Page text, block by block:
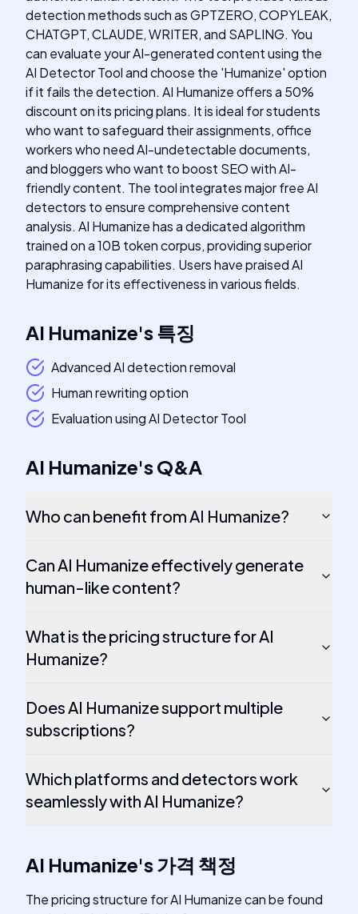
detection methods such as GPTZERO, COPYLEAK,
CHATGPT, CLAUDE, WRITER, and SAPLING. You
can evaluate your AI-generated content using the
AI Detector Tool and choose the 'Humanize' option
if it fails the detection. AI Humanize offers a 50%
discount on its pricing plans. It is ideal for students
who want to safeguard their assignments, office
workers who need AI-undetectable documents,
and bloggers who want to boost SEO with AI-
friendly content. The tool integrates major free AI
detectors to ensure comprehensive content
analysis. AI Humanize has a dedicated algorithm
trained on a 10B token corpus, providing superior
paraphrasing capabilities. Users have praised AI
Humanize for its effectiveness in various fields.
AI Humanize's특징
Advanced AI detection removal
Human rewriting option
Evaluation using AI Detector Tool
AI Humanize'sQ&A
Who can benefit from AI Humanize?
Can AI Humanize effectively generate
human-like content?
What is the pricing structure for AI
Humanize?
Does AI Humanize support multiple
subscriptions?
Which platforms and detectors work
seamlessly with AI Humanize?
AI Humanize's가격 책정
The pricing structure for AI Humanize can be found